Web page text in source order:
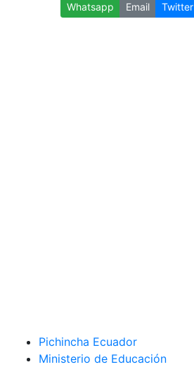
Whatsapp Email Twitter
Pichincha Ecuador
Ministerio de Educación